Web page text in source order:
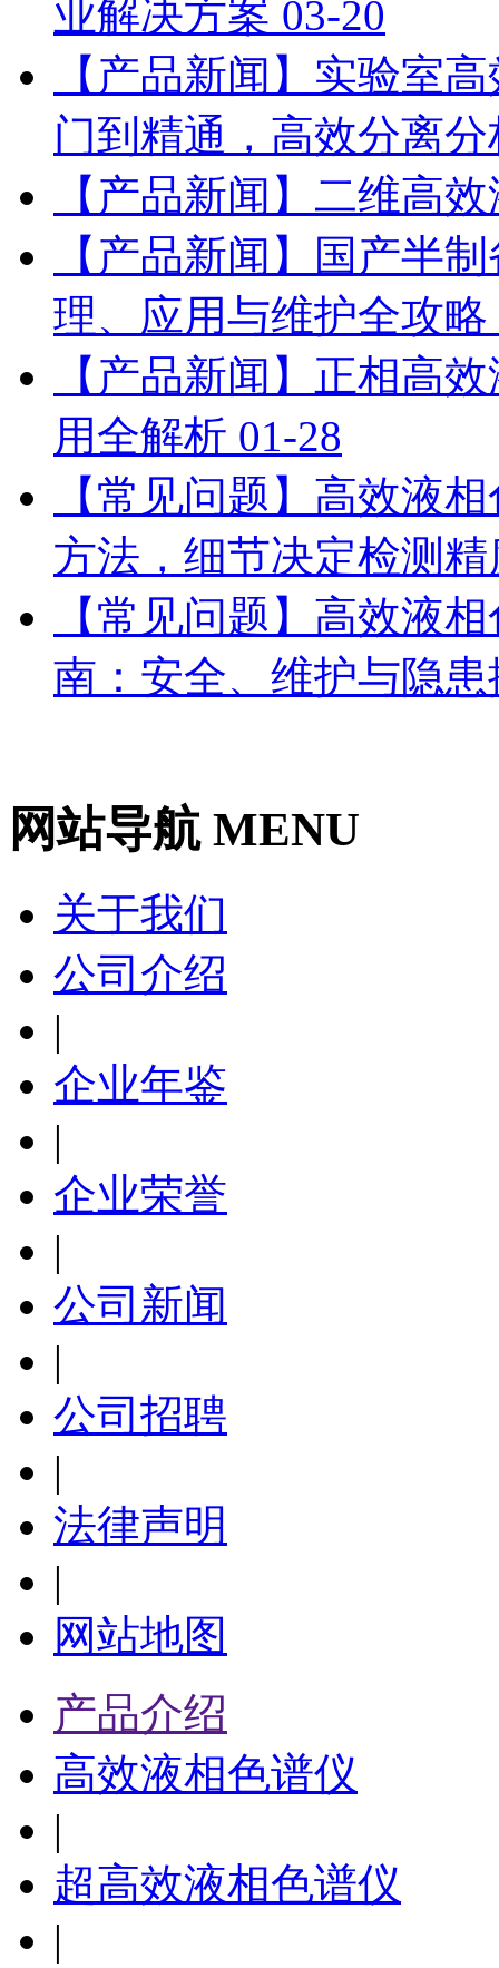
业解决方案 03-20
【产品新闻】实验室
门到精通，高效分离
【产品新闻】二维高
【产品新闻】国产半
理、应用与维护全攻略
【产品新闻】正相高
用全解析 01-28
【常见问题】高效液
方法，细节决定检测
【常见问题】高效液
南：安全、维护与隐
网站导航 MENU
关于我们
公司介绍
|
企业年鉴
|
企业荣誉
|
公司新闻
|
公司招聘
|
法律声明
|
网站地图
产品介绍
高效液相色谱仪
|
超高效液相色谱仪
|